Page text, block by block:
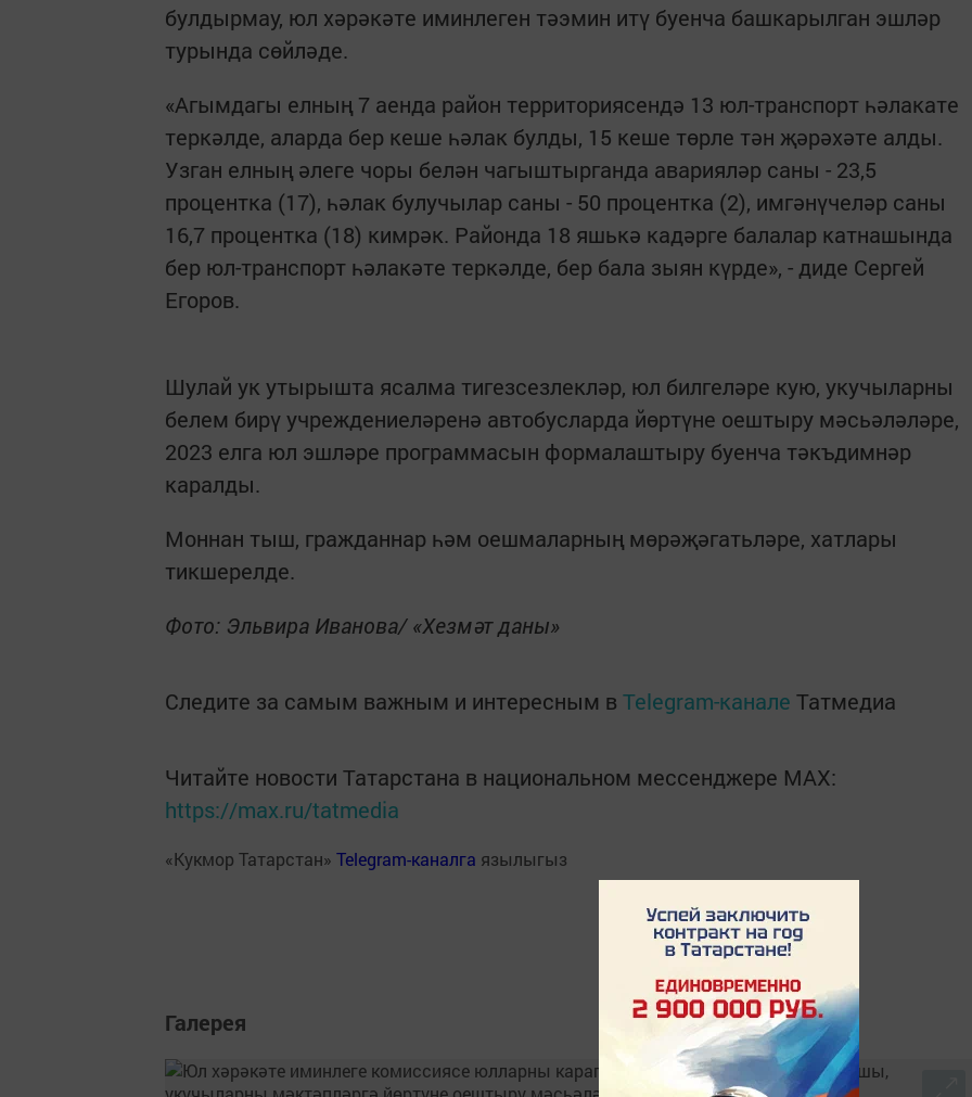
булдырмау, юл хәрәкәте иминлеген тәэмин итү буенча башкарылган эшләр
турында сөйләде.
«Агымдагы елның 7 аенда район территориясендә 13 юл-транспорт һәлакате
теркәлде, аларда бер кеше һәлак булды, 15 кеше төрле тән җәрәхәте алды.
Узган елның әлеге чоры белән чагыштырганда аварияләр саны - 23,5
процентка (17), һәлак булучылар саны - 50 процентка (2), имгәнүчеләр саны
16,7 процентка (18) кимрәк. Районда 18 яшькә кадәрге балалар катнашында
бер юл-транспорт һәлакәте теркәлде, бер бала зыян күрде», - диде Сергей
Егоров.
Шулай ук утырышта ясалма тигезсезлекләр, юл билгеләре кую, укучыларны
белем бирү учреждениеләренә автобусларда йөртүне оештыру мәсьәләләре,
2023 елга юл эшләре программасын формалаштыру буенча тәкъдимнәр
каралды.
Моннан тыш, гражданнар һәм оешмаларның мөрәҗәгатьләре, хатлары
тикшерелде.
Фото: Эльвира Иванова/ «Хезмәт даны»
Следите за самым важным и интересным в Telegram-канале Татмедиа
Читайте новости Татарстана в национальном мессенджере MАХ:
https://max.ru/tatmedia
«Кукмор Татарстан» Telegram-каналга язылыгыз
Галерея